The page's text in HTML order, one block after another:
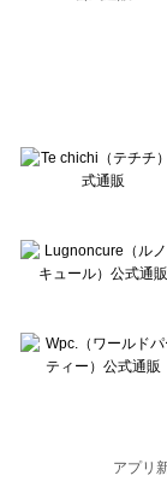
アプリ